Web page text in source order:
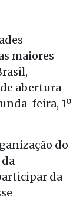
maiores
abertura
feira, 1º
do
da